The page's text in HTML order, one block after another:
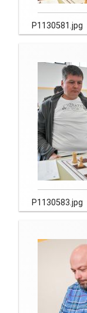
P1130581.jpg
P1130583.jpg